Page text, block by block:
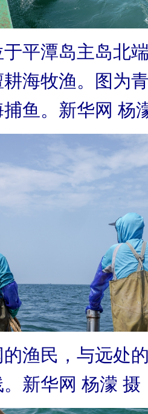
平潭岛主岛北
海牧渔。图为
鱼。新华网 杨
渔民，与远处
新华网 杨濛 摄